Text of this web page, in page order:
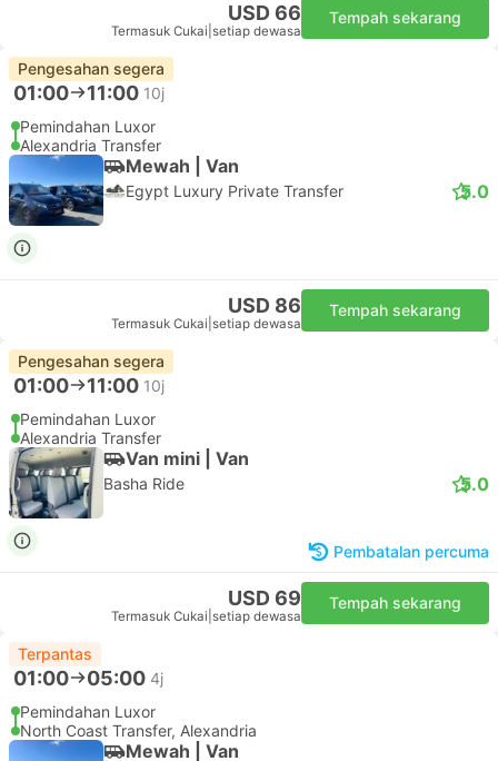
USD 66
Termasuk Cukai setiap dewasa
Tempah sekarang
Pengesahan segera
01:00 11:00 10j
Pemindahan Luxor
Alexandria Transfer
Mewah | Van
Egypt Luxury Private Transfer 5.0
USD 86
Termasuk Cukai setiap dewasa
Tempah sekarang
Pengesahan segera
01:00 11:00 10j
Pemindahan Luxor
Alexandria Transfer
Van mini | Van
Basha Ride 5.0
Pembatalan percuma
USD 69
Termasuk Cukai setiap dewasa
Tempah sekarang
Terpantas
01:00 05:00 4j
Pemindahan Luxor
North Coast Transfer, Alexandria
Mewah | Van